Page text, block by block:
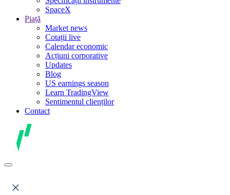
SpaceX
Piață
Market news
Cotații live
Calendar economic
Acțiuni corporative
Updates
Blog
US earnings season
Learn TradingView
Sentimentul clienților
Contact